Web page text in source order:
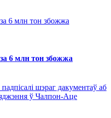
6 млн тон збожжа